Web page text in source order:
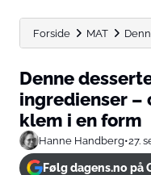
Forside MAT
Denne
ingredienser –
klem i en form
Hanne Handberg•27.
Følg dagens.no på